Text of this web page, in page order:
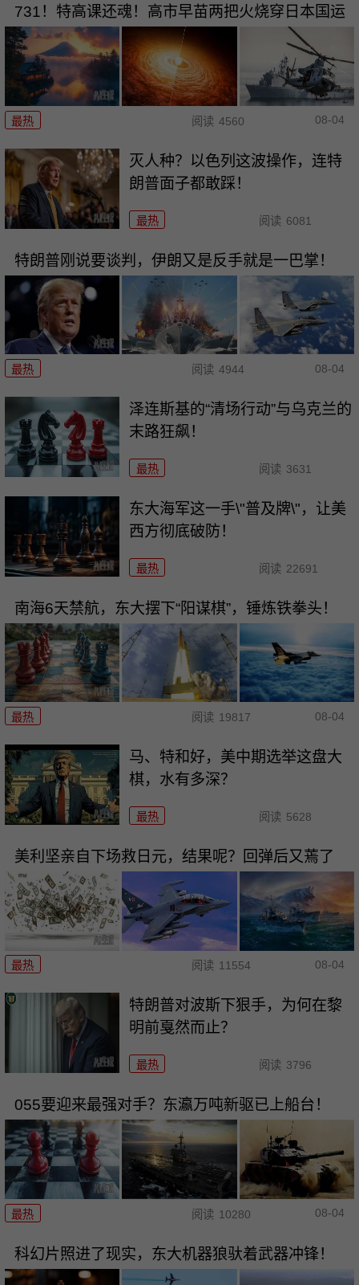
731！特高课还魂！高市早苗两把火烧穿日本国运
最热 阅读 4560 08-04
灭人种？以色列这波操作，连特
朗普面子都敢踩！
最热 阅读 6081
特朗普刚说要谈判，伊朗又是反手就是一巴掌！
最热 阅读 4944 08-04
泽连斯基的“清场行动”与乌克兰的
末路狂飙！
最热 阅读 3631
东大海军这一手\"普及牌\"，让美
西方彻底破防！
最热 阅读 22691
南海6天禁航，东大摆下“阳谋棋”，锤炼铁拳头！
最热 阅读 19817 08-04
马、特和好，美中期选举这盘大
棋，水有多深？
最热 阅读 5628
美利坚亲自下场救日元，结果呢？回弹后又蔫了
最热 阅读 11554 08-04
特朗普对波斯下狠手，为何在黎
明前戛然而止？
最热 阅读 3796
055要迎来最强对手？东瀛万吨新驱已上船台！
最热 阅读 10280 08-04
科幻片照进了现实，东大机器狼驮着武器冲锋！